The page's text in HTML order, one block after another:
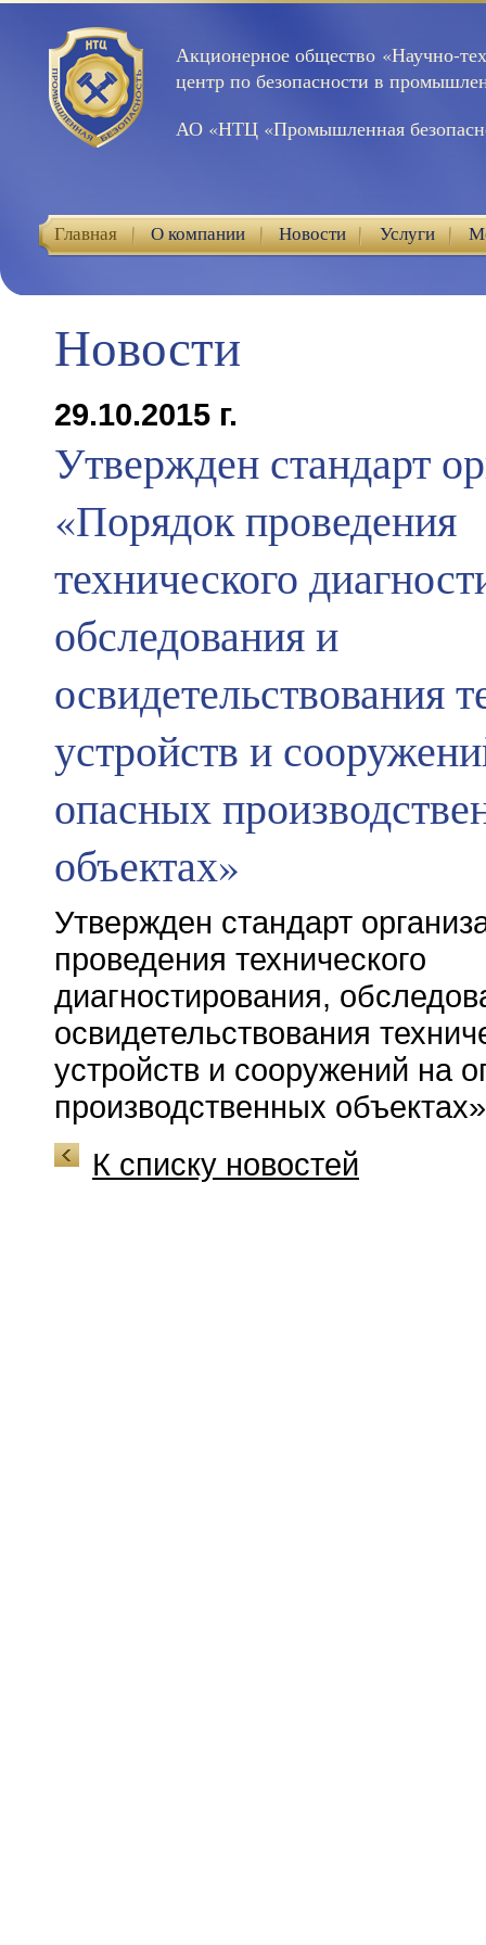
Акционерное общество «Научно-
центр по безопасности в
АО «НТЦ «Промышленная
Главная О компании Новости Услуги
Новости
29.10.2015 г.
Утвержден стандарт
«Порядок проведения
технического
обследования и
освидетельствования
устройств и
опасных
объектах»
Утвержден стандарт
проведения технического
диагностирования,
освидетельствования
устройств и сооружений на
производственных объектах»
К списку новостей